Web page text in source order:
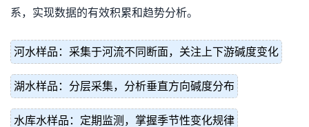
系，实现数据的有效积累和趋势分析。
河水样品：采集于河流不同断面，关注上下游碱度变化
湖水样品：分层采集，分析垂直方向碱度分布
水库水样品：定期监测，掌握季节性变化规律